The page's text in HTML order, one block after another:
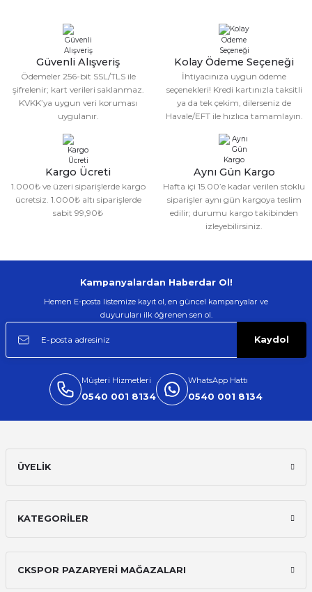
Ürün bilgilerinde hatalar bulunuyor.
Ürün fiyatı diğer sitelerden daha pahalı.
Bu ürüne benzer farklı alternatifler olmalı.
Schmilton Tekmelik
150,00 TL
135,00 TL
134,99 TL
Güvenli Alışveriş
Ödemeler 256-bit SSL/TLS ile
şifrelenir; kart verileri saklanmaz.
KVKK’ya uygun veri koruması
uygulanır.
Kolay Ödeme Seçeneği
İhtiyacınıza uygun ödeme
seçenekleri! Kredi kartınızla taksitli
ya da tek çekim, dilerseniz de
Havale/EFT ile hızlıca tamamlayın.
Kargo Ücreti
1.000₺ ve üzeri siparişlerde kargo
ücretsiz. 1.000₺ altı siparişlerde
sabit 99,90₺
Aynı Gün Kargo
Hafta içi 15.00’e kadar verilen stoklu
siparişler aynı gün kargoya teslim
edilir; durumu kargo takibinden
izleyebilirsiniz.
Kampanyalardan Haberdar Ol!
Hemen E-posta listemize kayıt ol, en güncel kampanyalar ve
duyuruları ilk öğrenen sen ol.
Kaydol
Müşteri Hizmetleri
0540 001 8134
WhatsApp Hattı
0540 001 8134
ÜYELİK
KATEGORİLER
CKSPOR PAZARYERİ MAĞAZALARI